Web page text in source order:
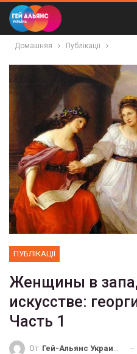
Домашняя Публікації
ПУБЛІКАЦІЇ
Женщины в
искусстве:
Часть 1
От Гей-Альянс Украина